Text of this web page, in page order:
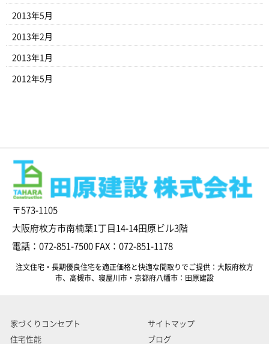
2013年5月
2013年2月
2013年1月
2012年5月
〒573-1105
大阪府枚方市南楠葉1丁目14-14田原ビル3階
電話：072-851-7500 FAX：072-851-1178
注文住宅・長期優良住宅を適正価格と快適な間取りでご提供：大阪府枚方
市、高槻市、寝屋川市・京都府八幡市：田原建設
家づくりコンセプト
住宅性能
サイトマップ
ブログ